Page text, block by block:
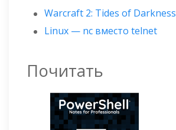
Warcraft 2: Tides of Darkness
Linux — nc вместо telnet
Почитать